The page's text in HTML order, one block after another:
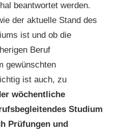
beantwortet werden.
der aktuelle Stand des
ist und ob die
Beruf
gewünschten
ist auch, zu
wöchentliche
Studium
Prüfungen und